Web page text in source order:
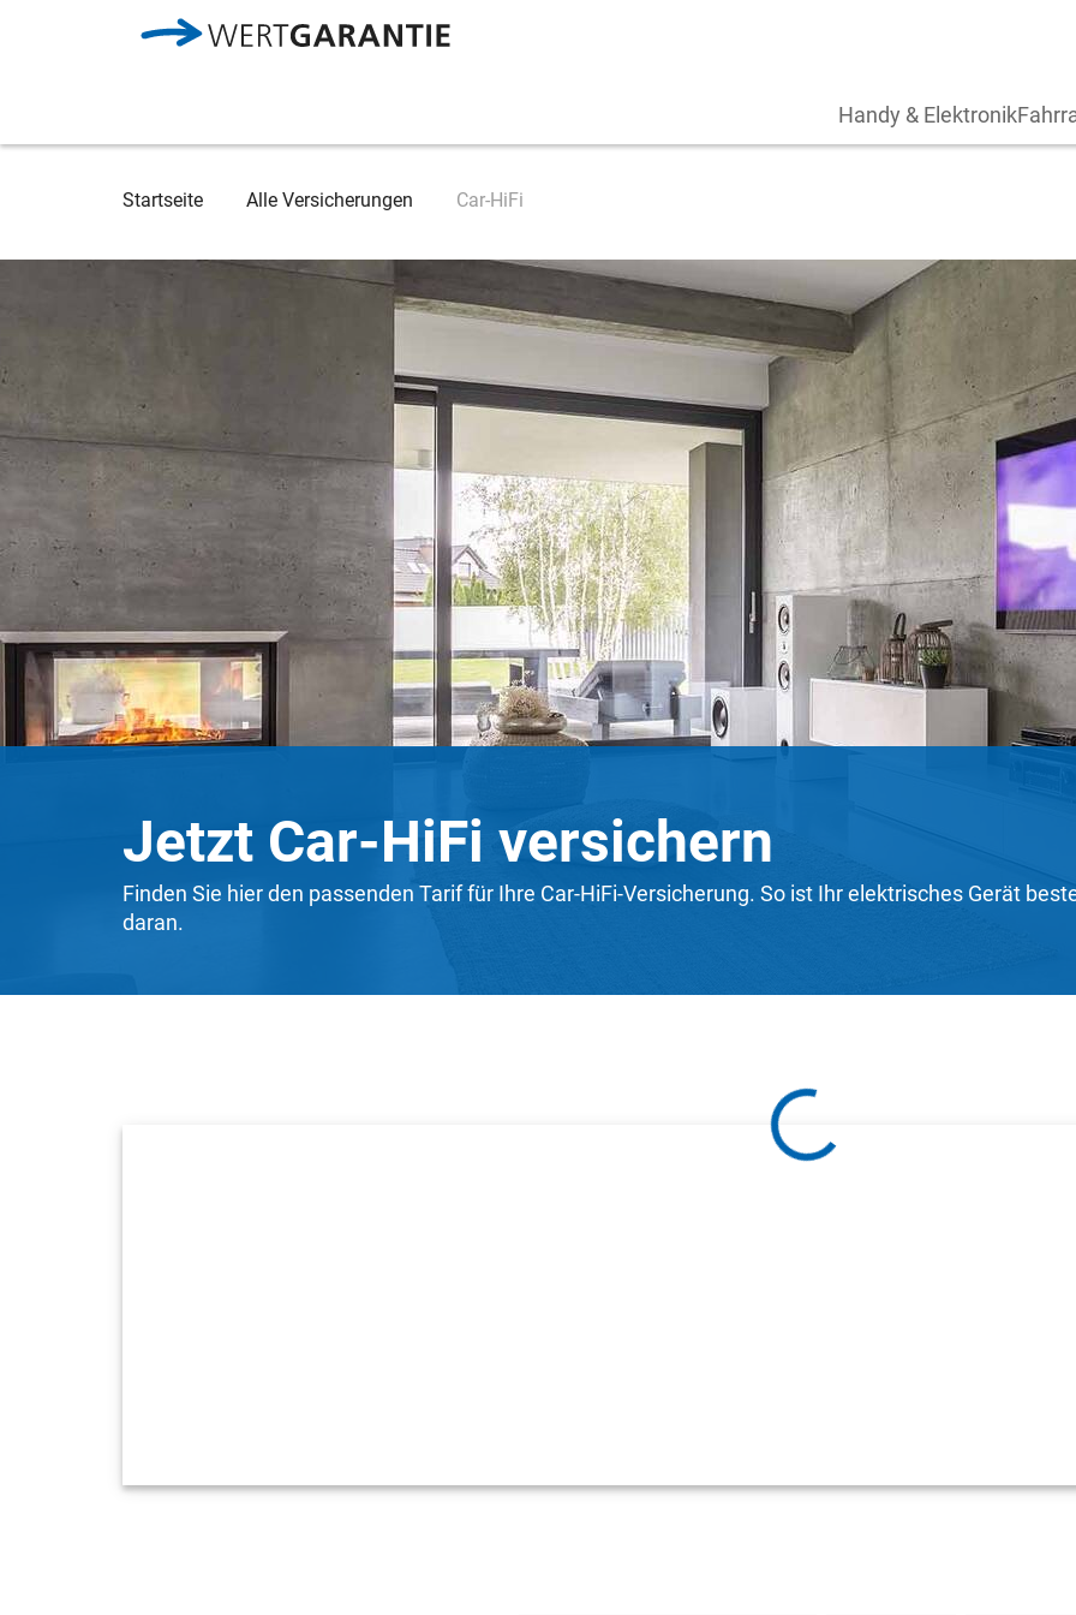
Handy & Elektronik
Breadcrumb
Startseite Alle Versicherungen Car-HiFi
Jetzt Car-HiFi versichern
Finden Sie hier den passenden Tarif für Ihre Car-HiFi-Versicherung. So ist Ihr elektrisches Gerät
daran.